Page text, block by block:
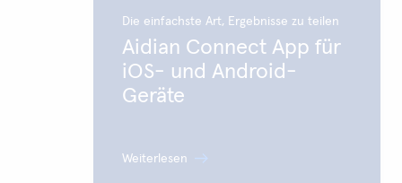
Die einfachste Art, Ergebnisse zu teilen
Aidian Connect App für
iOS- und Android-
Geräte
Weiterlesen